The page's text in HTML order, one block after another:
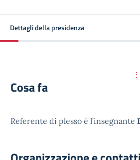
Dettagli della presidenza
Cosa fa
Referente di plesso è l’insegnante